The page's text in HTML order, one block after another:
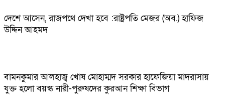
দেশে আসেন, রাজপথে দেখা হবে :রাষ্ট্রপতি মেজর (অব.) হাফিজ
উদ্দিন আহমদ
বামনকুমার আলহাজ্ব খোষ মোহাম্মদ সরকার হাফেজিয়া মাদরাসায়
যুক্ত হলো বয়স্ক নারী-পুরুষদের কুরআন শিক্ষা বিভাগ